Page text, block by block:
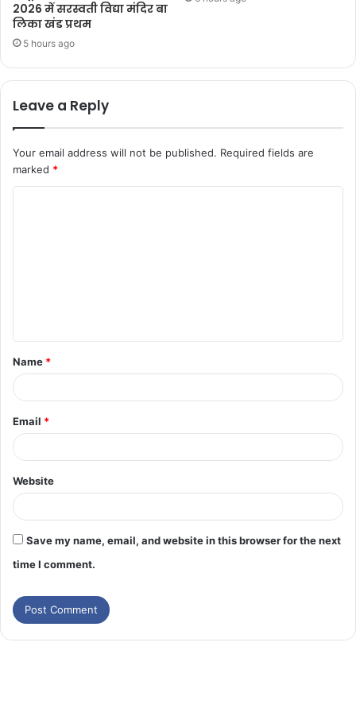
2026 में सरस्वती विद्या मंदिर बा
लिका खंड प्रथम
5 hours ago
Leave a Reply
Your email address will not be published. Required fields are
marked *
Name *
Email *
Website
Save my name, email, and website in this browser for the next
time I comment.